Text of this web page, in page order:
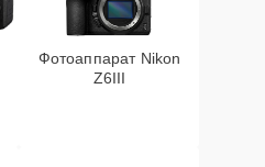
Фотоаппарат Nikon
Z6III